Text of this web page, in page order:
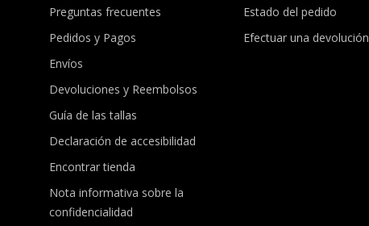
Preguntas frecuentes
Pedidos y Pagos
Envíos
Devoluciones y Reembolsos
Guía de las tallas
Declaración de accesibilidad
Encontrar tienda
Nota informativa sobre la
confidencialidad
Estado del pedido
Efectuar una devolución